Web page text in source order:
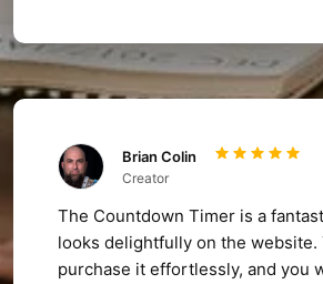
Brian Colin
Creator
The Countdown Timer is a
looks delightfully on the website.
purchase it effortlessly, and you